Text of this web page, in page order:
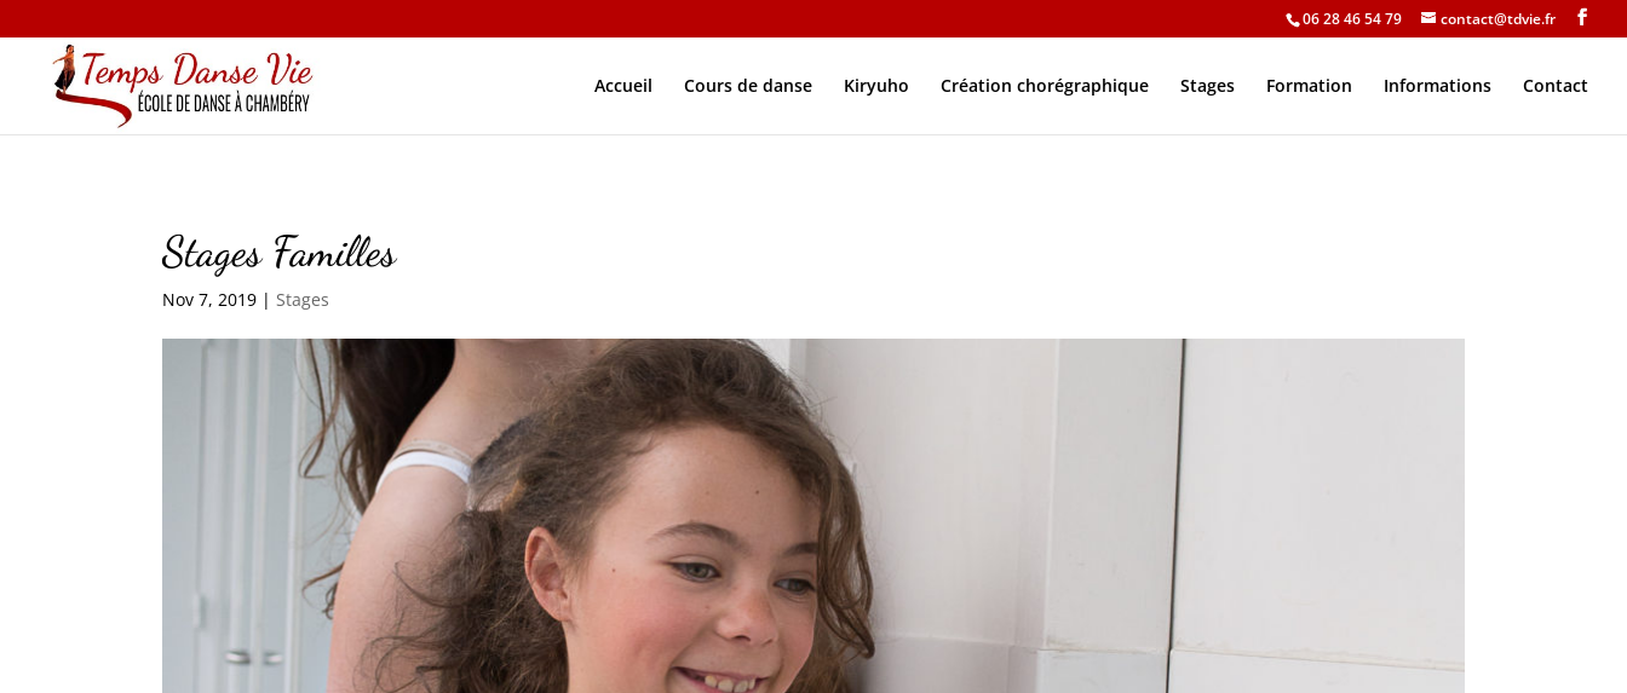
06 28 46 54 79 contact@tdvie.fr
Accueil Cours de danse Kiryuho Création chorégraphique Stages Formation Informations Contact
Stages Familles
Nov 7, 2019 |Stages